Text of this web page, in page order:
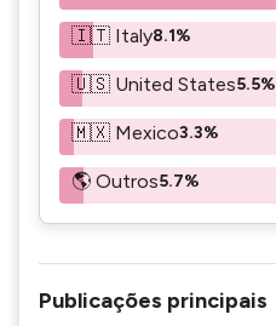
🇮🇹 Italy8.1%
🇺🇸 United States5.5%
🇲🇽 Mexico3.3%
🌎 Outros5.7%
Publicações principais